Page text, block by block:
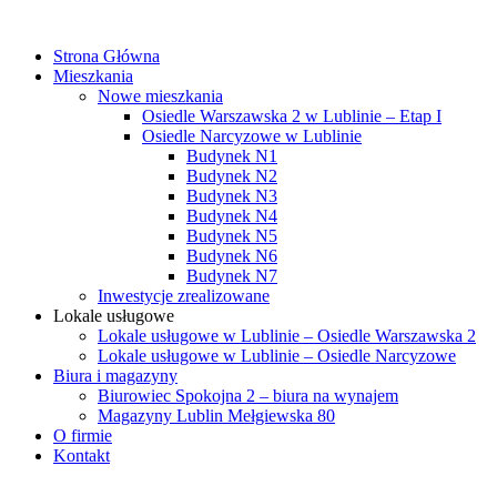
Strona Główna
Mieszkania
Nowe mieszkania
Osiedle Warszawska 2 w Lublinie – Etap I
Osiedle Narcyzowe w Lublinie
Budynek N1
Budynek N2
Budynek N3
Budynek N4
Budynek N5
Budynek N6
Budynek N7
Inwestycje zrealizowane
Lokale usługowe
Lokale usługowe w Lublinie – Osiedle Warszawska 2
Lokale usługowe w Lublinie – Osiedle Narcyzowe
Biura i magazyny
Biurowiec Spokojna 2 – biura na wynajem
Magazyny Lublin Mełgiewska 80
O firmie
Kontakt